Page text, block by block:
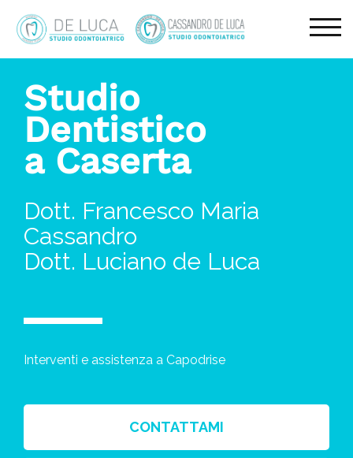
Studio
Dentistico
a Caserta
Dott. Francesco Maria
Cassandro
Dott. Luciano de Luca
Interventi e assistenza a Capodrise
CONTATTAMI